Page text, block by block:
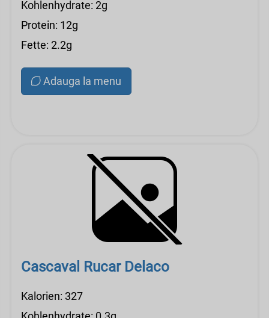
Kohlenhydrate: 2g
Protein: 12g
Fette: 2.2g
Adauga la menu
Cascaval Rucar Delaco
Kalorien: 327